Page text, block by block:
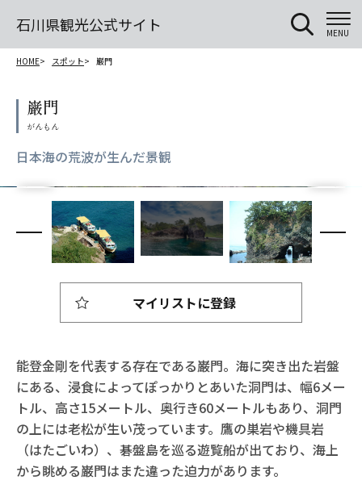
石川県観光公式サイト MENU
HOME スポット 巌門
巌門
日本海の荒波が生んだ景観
能登金剛を代表する存在である巌門。海に突き出た岩盤
にある、浸食によってぽっかりとあいた洞門は、幅6メー
トル、高さ15メートル、奥行き60メートルもあり、洞門
の上には老松が生い茂っています。鷹の巣岩や機具岩
（はたごいわ）、碁盤島を巡る遊覧船が出ており、海上
から眺める巌門はまた違った迫力があります。
マイリストに登録